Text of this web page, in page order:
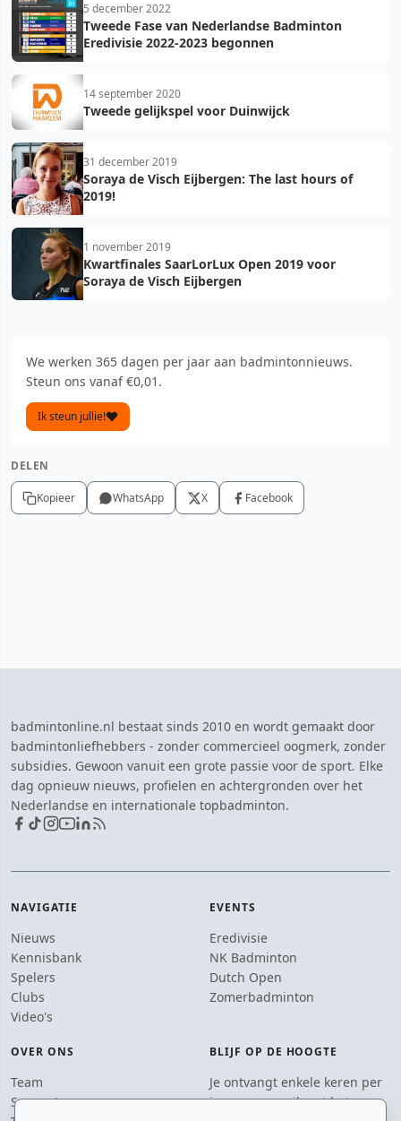
5 december 2022
Tweede Fase van Nederlandse Badminton
Eredivisie 2022-2023 begonnen
14 september 2020
Tweede gelijkspel voor Duinwijck
31 december 2019
Soraya de Visch Eijbergen: The last hours of
2019!
1 november 2019
Kwartfinales SaarLorLux Open 2019 voor
Soraya de Visch Eijbergen
We werken 365 dagen per jaar aan badmintonnieuws.
Steun ons vanaf €0,01.
Ik steun jullie!
DELEN
Kopieer WhatsApp X Facebook
badmintonline.nl bestaat sinds 2010 en wordt gemaakt door
badmintonliefhebbers - zonder commercieel oogmerk, zonder
subsidies. Gewoon vanuit een grote passie voor de sport. Elke
dag opnieuw nieuws, profielen en achtergronden over het
Nederlandse en internationale topbadminton.
NAVIGATIE
Nieuws
Kennisbank
Spelers
Clubs
Video's
EVENTS
Eredivisie
NK Badminton
Dutch Open
Zomerbadminton
OVER ONS
Team
Supporters
BLIJF OP DE HOOGTE
Je ontvangt enkele keren per
jaar een e-mail met het